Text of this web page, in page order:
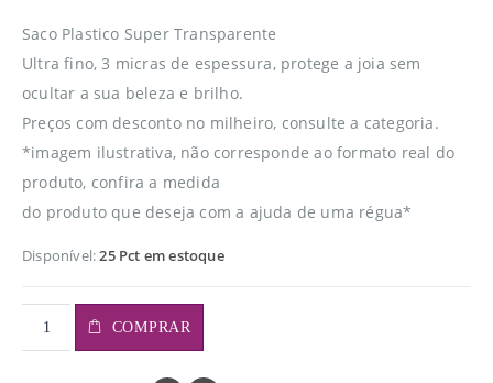
Saco Plastico Super Transparente
Ultra fino, 3 micras de espessura, protege a joia sem
ocultar a sua beleza e brilho.
Preços com desconto no milheiro, consulte a categoria.
*imagem ilustrativa, não corresponde ao formato real do
produto, confira a medida
do produto que deseja com a ajuda de uma régua*
Disponível:25 Pct em estoque
COMPRAR